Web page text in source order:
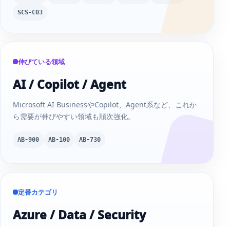
SCS-C03
伸びている領域
AI / Copilot / Agent
Microsoft AI BusinessやCopilot、Agent系など、これか
ら需要が伸びやすい領域も順次強化。
AB-900 AB-100 AB-730
定番カテゴリ
Azure / Data / Security